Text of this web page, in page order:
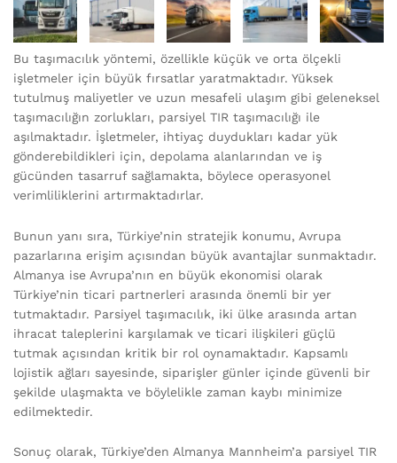
Bu taşımacılık yöntemi, özellikle küçük ve orta ölçekli
işletmeler için büyük fırsatlar yaratmaktadır. Yüksek
tutulmuş maliyetler ve uzun mesafeli ulaşım gibi geleneksel
taşımacılığın zorlukları, parsiyel TIR taşımacılığı ile
aşılmaktadır. İşletmeler, ihtiyaç duydukları kadar yük
gönderebildikleri için, depolama alanlarından ve iş
gücünden tasarruf sağlamakta, böylece operasyonel
verimliliklerini artırmaktadırlar.
Bunun yanı sıra, Türkiye’nin stratejik konumu, Avrupa
pazarlarına erişim açısından büyük avantajlar sunmaktadır.
Almanya ise Avrupa’nın en büyük ekonomisi olarak
Türkiye’nin ticari partnerleri arasında önemli bir yer
tutmaktadır. Parsiyel taşımacılık, iki ülke arasında artan
ihracat taleplerini karşılamak ve ticari ilişkileri güçlü
tutmak açısından kritik bir rol oynamaktadır. Kapsamlı
lojistik ağları sayesinde, siparişler günler içinde güvenli bir
şekilde ulaşmakta ve böylelikle zaman kaybı minimize
edilmektedir.
Sonuç olarak, Türkiye’den Almanya Mannheim’a parsiyel TIR